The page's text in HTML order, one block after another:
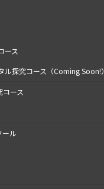
ース
ル探究コース（Coming Soon!）
コース
ール